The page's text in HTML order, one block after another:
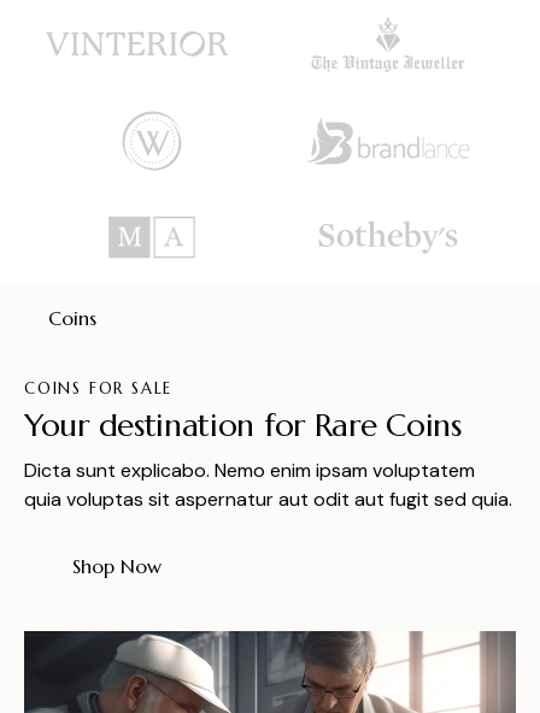
Coins
COINS FOR SALE
Your destination for Rare Coins
Dicta sunt explicabo. Nemo enim ipsam voluptatem
quia voluptas sit aspernatur aut odit aut fugit sed quia.
Shop Now